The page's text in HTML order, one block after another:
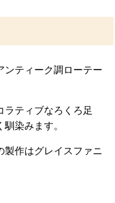
ンティーク調ローテー
ラティブなろくろ足
染みます。
製作はグレイスファニ